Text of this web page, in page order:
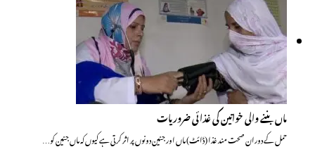
ماں بننے والی خواتین کی غذائی ضروریات
حمل کے دوران صحت مند غذا (ڈائٹ) ماں اور جنین دونوں پر اثر کرتی ہے کیوں کہ ماں جنین کو…